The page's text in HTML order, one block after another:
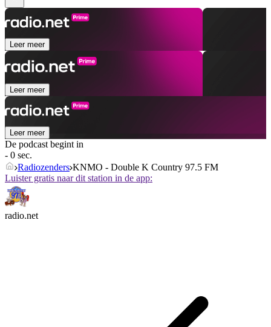
Leer meer
Leer meer
Leer meer
De podcast begint in
- 0 sec.
Radiozenders KNMO - Double K Country 97.5 FM
Luister gratis naar dit station in de app:
radio.net